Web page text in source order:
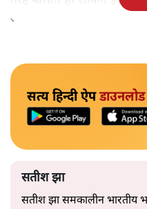
उतनी ही अनुमानित और दोहराव
सत्य हिन्दी ऐपडाउनलोड
सतीश झा
सतीश झा समकालीन भारतीय